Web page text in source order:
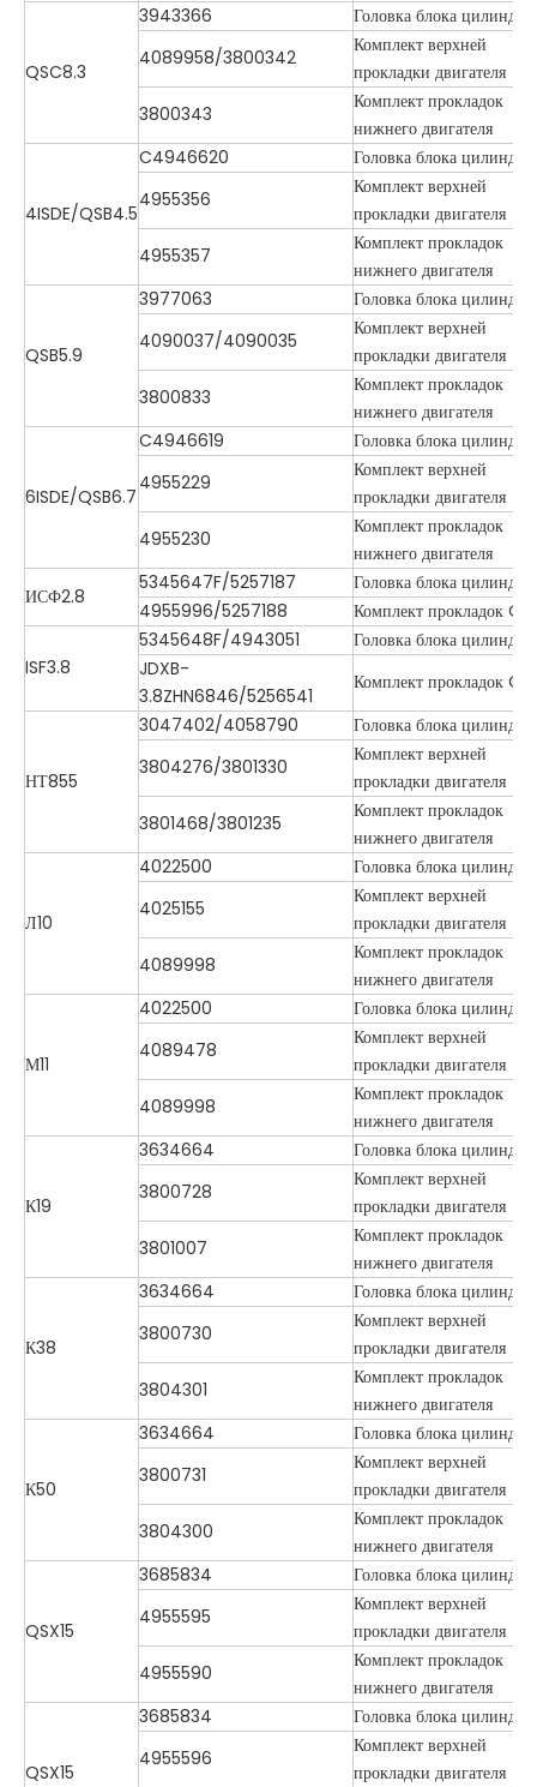
QSC8.3
3943366
Головка блока
4089958/3800342
Комплект верхней
прокладки двигателя
3800343
Комплект прокладок
нижнего двигателя
4ISDE/QSB4.5
C4946620
Головка блока
4955356
Комплект верхней
прокладки двигателя
4955357
Комплект прокладок
нижнего двигателя
QSB5.9
3977063
Головка блока
4090037/4090035
Комплект верхней
прокладки двигателя
3800833
Комплект прокладок
нижнего двигателя
6ISDE/QSB6.7
C4946619
Головка блока
4955229
Комплект верхней
прокладки двигателя
4955230
Комплект прокладок
нижнего двигателя
ИСФ2.8
5345647F/5257187
Головка блока
4955996/5257188
Комплект прокладок O/
ISF3.8
5345648F/4943051
Головка блока
JDXB-
3.8ZHN6846/5256541
Комплект прокладок O/
НТ855
3047402/4058790
Головка блока
3804276/3801330
Комплект верхней
прокладки двигателя
3801468/3801235
Комплект прокладок
нижнего двигателя
Л10
4022500
Головка блока
4025155
Комплект верхней
прокладки двигателя
4089998
Комплект прокладок
нижнего двигателя
М11
4022500
Головка блока
4089478
Комплект верхней
прокладки двигателя
4089998
Комплект прокладок
нижнего двигателя
К19
3634664
Головка блока
3800728
Комплект верхней
прокладки двигателя
3801007
Комплект прокладок
нижнего двигателя
К38
3634664
Головка блока
3800730
Комплект верхней
прокладки двигателя
3804301
Комплект прокладок
нижнего двигателя
К50
3634664
Головка блока
3800731
Комплект верхней
прокладки двигателя
3804300
Комплект прокладок
нижнего двигателя
QSX15
3685834
Головка блока
4955595
Комплект верхней
прокладки двигателя
4955590
Комплект прокладок
нижнего двигателя
QSX15
3685834
Головка блока
4955596
Комплект верхней
прокладки двигателя